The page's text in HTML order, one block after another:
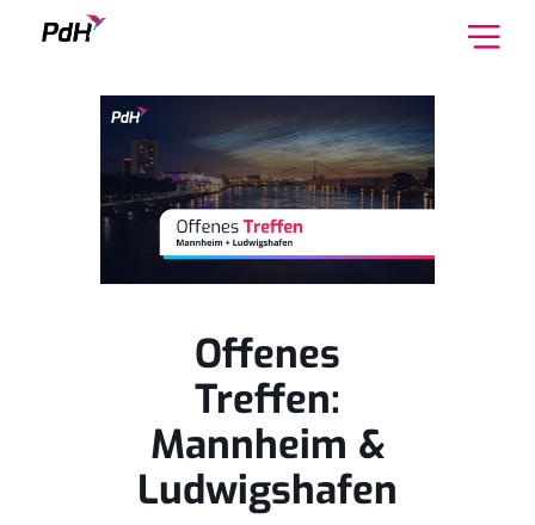
Skip to content
Offenes
Treffen:
Mannheim &
Ludwigshafen